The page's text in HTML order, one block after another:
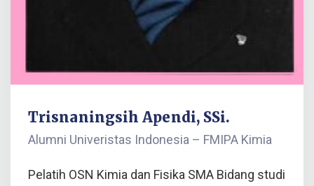
Trisnaningsih Apendi, SSi.
Alumni Univeristas Indonesia – FMIPA Kimia
Pelatih OSN Kimia dan Fisika SMA Bidang studi